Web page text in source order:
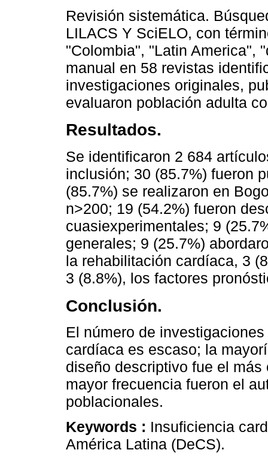
Revisión sistemática.
LILACS Y SciELO, con
"Colombia", "Latin America",
manual en 58 revistas
investigaciones originales,
evaluaron población adulta
Resultados.
Se identificaron 2 684
inclusión; 30 (85.7%) fueron
(85.7%) se realizaron en
n>200; 19 (54.2%) fueron
cuasiexperimentales; 9
generales; 9 (25.7%)
la rehabilitación cardíaca, 3
3 (8.8%), los factores
Conclusión.
El número de
cardíaca es escaso; la
diseño descriptivo fue el
mayor frecuencia fueron el
poblacionales.
Keywords : Insuficiencia
América Latina (DeCS).